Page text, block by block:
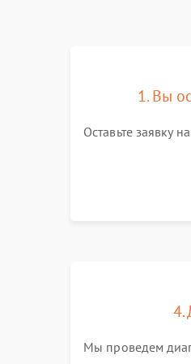
1. Вы
Оставьте заявку
4.
Мы проведем